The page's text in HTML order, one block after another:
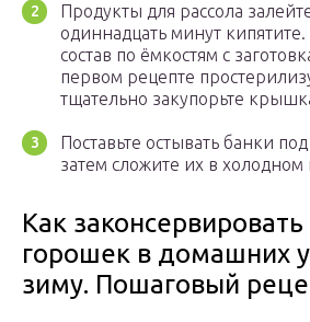
Продукты для рассола
одиннадцать минут кипятите.
состав по ёмкостям с
первом рецепте
тщательно закупорьте
Поставьте остывать банки
затем сложите их в холодном
Как
горошек в домашних
зиму. Пошаговый